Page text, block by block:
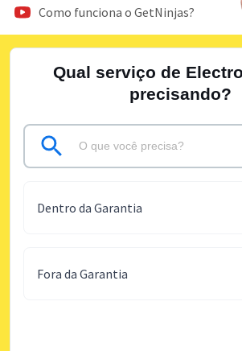
Como funciona o GetNinjas?
Qual serviço de
precisando?
Dentro da Garantia
Fora da Garantia